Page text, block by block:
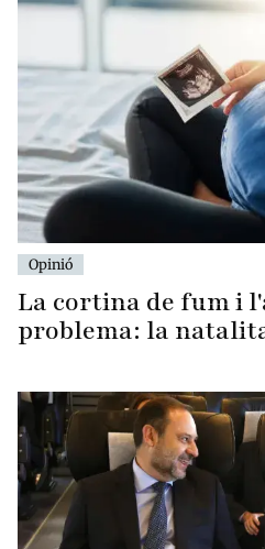
Opinió
La cortina de fum i
problema: la